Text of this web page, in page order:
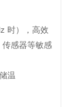
时），高效
感器等敏感
温